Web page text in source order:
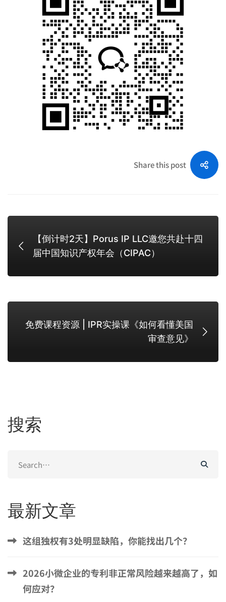
局？》
Share this post
【倒计时2天】Porus IP LLC邀您共赴十四
届中国知识产权年会（CIPAC）
免费课程资源 | IPR实操课《如何看懂美国
审查意见》
搜索
for:
最新文章
这组独权有3处明显缺陷，你能找出几个？
2026小微企业的专利非正常风险越来越高了，如
何应对？